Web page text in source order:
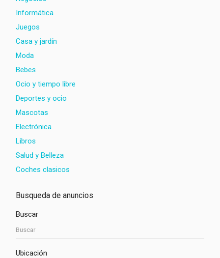
Informática
Juegos
Casa y jardín
Moda
Bebes
Ocio y tiempo libre
Deportes y ocio
Mascotas
Electrónica
Libros
Salud y Belleza
Coches clasicos
Busqueda de anuncios
Buscar
Ubicación